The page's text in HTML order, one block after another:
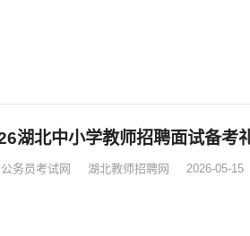
湖北中小学教师招聘面试备考
公务员考试网 湖北教师招聘网 2026-05-15